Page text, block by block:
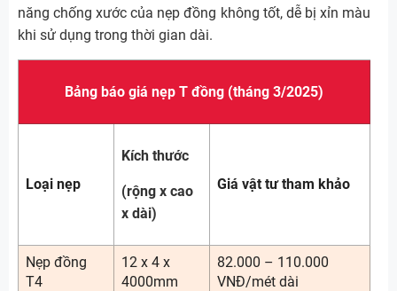
năng chống xước của nẹp đồng không tốt, dễ bị xỉn màu
khi sử dụng trong thời gian dài.
Bảng báo giá nẹp T đồng (tháng 3/2025)
Loại nẹp
Kích thước
(rộng x cao
x dài)
Giá vật tư tham khảo
Nẹp đồng
T4
12 x 4 x
4000mm
82.000 – 110.000
VNĐ/mét dài